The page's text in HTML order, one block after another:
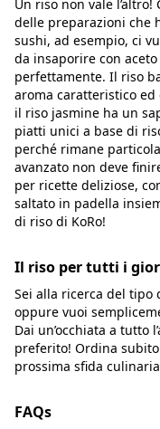
Un riso non vale
delle preparazioni che
sushi, ad esempio, ci
da insaporire con
perfettamente. Il riso
aroma caratteristico
il riso jasmine ha un
piatti unici a base di
perché rimane
avanzato non deve
per ricette deliziose,
saltato in padella
di riso di KoRo!
Il riso per tutti i
Sei alla ricerca del
oppure vuoi
Dai un’occhiata a tutto
preferito! Ordina
prossima sfida
FAQs